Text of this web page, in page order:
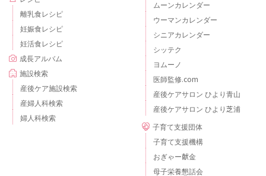
離乳食レシピ
妊娠食レシピ
妊活食レシピ
成長アルバム
施設検索
産後ケア施設検索
産婦人科検索
婦人科検索
ムーンカレンダー
ウーマンカレンダー
シニアカレンダー
シッテク
ヨムーノ
医師監修.com
産後ケアサロン ひより青山
産後ケアサロン ひより芝浦
子育て支援団体
子育て支援機構
おぎゃー献金
母子栄養懇話会